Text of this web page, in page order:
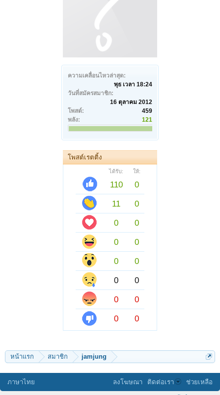
ความเคลื่อนไหวล่าสุด:
พุธ เวลา 18:24
วันที่สมัครสมาชิก:
16 ตุลาคม 2012
โพสต์:
459
พลัง:
121
โพสต์เรตติ้ง
ได้รับ: ให้:
110
0
11
0
0
0
0
0
0
0
0
0
0
0
0
0
หน้าแรก สมาชิก jamjung
ภาษาไทย ลงโฆษณา ติดต่อเรา ช่วยเหลือ